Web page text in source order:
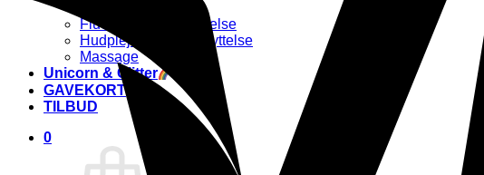
Flue & Insektbeskyttelse
Hudpleje & UV-beskyttelse
Massage
Unicorn & Glitter
GAVEKORT
TILBUD
0